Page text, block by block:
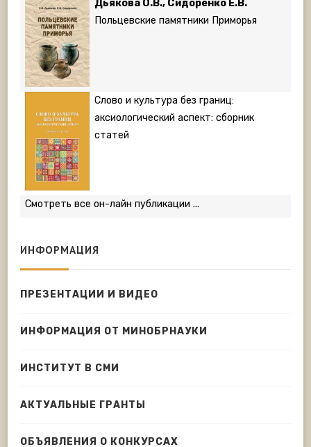
Дьякова О.В., Сидоренко Е.В.
Польцевские памятники Приморья
Слово и культура без границ:
аксиологический аспект: сборник
статей
Смотреть все он-лайн публикации ...
ИНФОРМАЦИЯ
ПРЕЗЕНТАЦИИ И ВИДЕО
ИНФОРМАЦИЯ ОТ МИНОБРНАУКИ
ИНСТИТУТ В СМИ
АКТУАЛЬНЫЕ ГРАНТЫ
ОБЪЯВЛЕНИЯ О КОНКУРСАХ